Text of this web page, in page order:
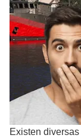
Existen